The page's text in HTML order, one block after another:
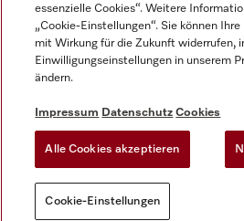
Impressum
Datenschutz
Cookie-Einstellungen
essenzielle Cookies“. Weitere
„Cookie-Einstellungen“. Sie können
mit Wirkung für die Zukunft widerrufen,
Einwilligungseinstellungen in unserem
ändern.
Impressum Datenschutz Cookies
Alle Cookies akzeptieren
Cookie-Einstellungen